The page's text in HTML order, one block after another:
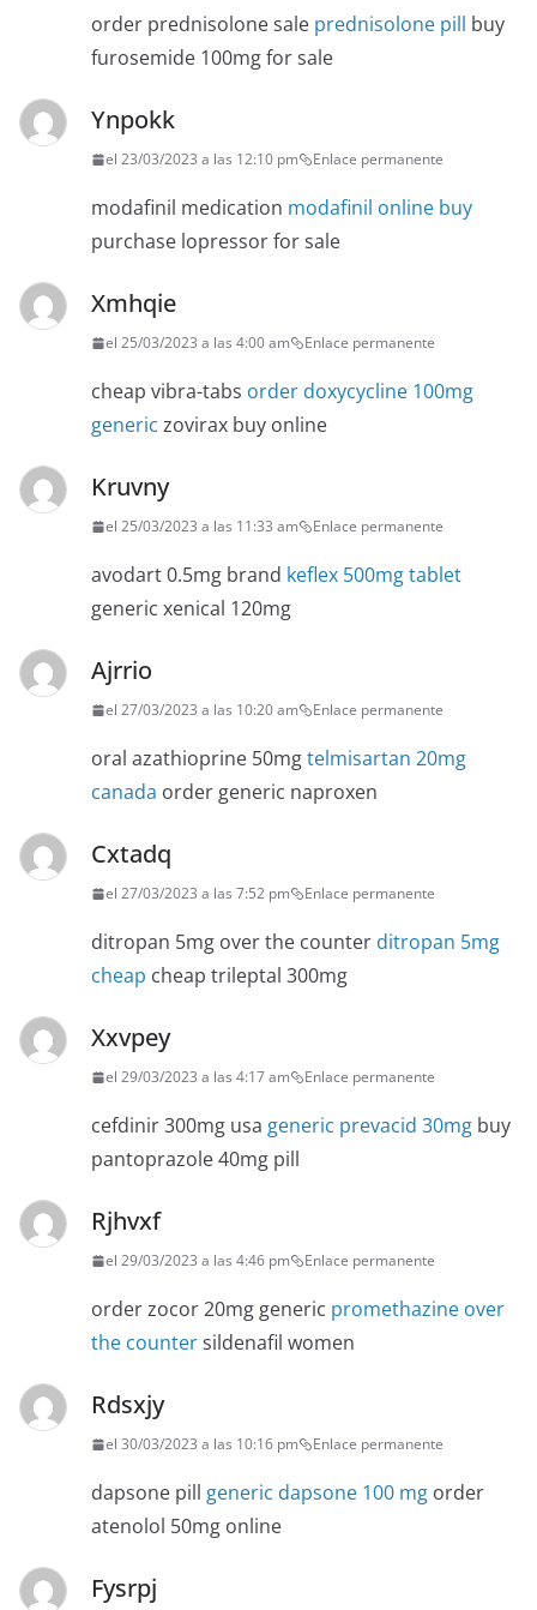
order prednisolone sale prednisolone pill buy
furosemide 100mg for sale
Ynpokk
el 23/03/2023 a las 12:10 pm Enlace permanente
modafinil medication modafinil online buy
purchase lopressor for sale
Xmhqie
el 25/03/2023 a las 4:00 am Enlace permanente
cheap vibra-tabs order doxycycline 100mg
generic zovirax buy online
Kruvny
el 25/03/2023 a las 11:33 am Enlace permanente
avodart 0.5mg brand keflex 500mg tablet
generic xenical 120mg
Ajrrio
el 27/03/2023 a las 10:20 am Enlace permanente
oral azathioprine 50mgtelmisartan 20mg
canada order generic naproxen
Cxtadq
el 27/03/2023 a las 7:52 pm Enlace permanente
ditropan 5mg over the counter ditropan 5mg
cheap cheap trileptal 300mg
Xxvpey
el 29/03/2023 a las 4:17 am Enlace permanente
cefdinir 300mg usa generic prevacid 30mg buy
pantoprazole 40mg pill
Rjhvxf
el 29/03/2023 a las 4:46 pm Enlace permanente
order zocor 20mg generic promethazine over
the countersildenafil women
Rdsxjy
el 30/03/2023 a las 10:16 pm Enlace permanente
dapsone pill generic dapsone 100 mg order
atenolol 50mg online
Fysrpj